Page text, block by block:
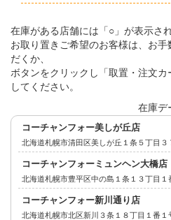
在庫がある店舗には「○」が表示さ
お取り置きご希望のお客様は、お
だくか、
ボタンをクリックし「取置・注文
してください。
在庫デ
コーチャンフォー美しが丘店
北海道札幌市清田区美しが丘１条５丁目３
コーチャンフォーミュンヘン大橋店
北海道札幌市豊平区中の島１条１３丁目１
コーチャンフォー新川通り店
北海道札幌市北区新川３条１８丁目１番１